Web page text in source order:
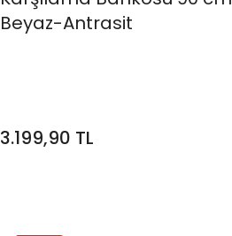
Beyaz-Antrasit
3.199,90 TL